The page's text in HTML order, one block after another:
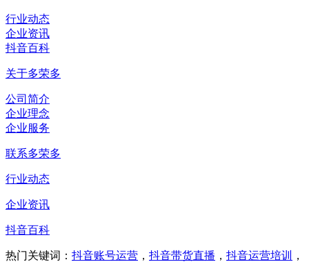
行业动态
企业资讯
抖音百科
关于多荣多
公司简介
企业理念
企业服务
联系多荣多
行业动态
企业资讯
抖音百科
热门关键词： 抖音账号运营 ， 抖音带货直播 ， 抖音运营培训
，